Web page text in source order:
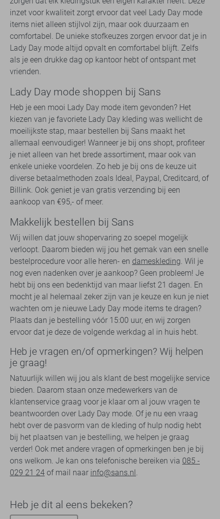
inzet voor kwaliteit zorgt ervoor dat veel Lady Day mode
items niet alleen stijlvol zijn, maar ook duurzaam en
comfortabel. De unieke stofkeuzes zorgen ervoor dat je in
Lady Day mode altijd opvalt en comfortabel blijft. Zelfs
als je een drukke dag op kantoor hebt of ontspant met
vrienden.
Lady Day mode shoppen bij Sans
Heb je een mooi Lady Day mode item gevonden? Het
kiezen van je favoriete Lady Day kleding was wellicht de
moeilijkste stap, maar bestellen bij Sans maakt het
allemaal eenvoudiger! Wanneer je bij ons shopt, profiteer
je niet alleen van het brede assortiment, maar ook van
enkele unieke voordelen. Zo heb je bij ons de keuze uit
diverse betaalmethoden zoals Ideal, Paypal, Creditcard, of
Billink. Ook geniet je van gratis verzending bij een
aankoop van €95,- of meer.
Makkelijk bestellen bij Sans
Wij willen dat jouw shopervaring zo soepel mogelijk
verloopt. Daarom bieden wij jou het gemak van een snelle
bestelprocedure voor alle heren- en dameskleding. Wil je
nog even nadenken over je aankoop? Geen probleem! Je
hebt bij ons een bedenktijd van maar liefst 21 dagen. En
mocht je al helemaal zeker zijn van je keuze en kun je niet
wachten om je nieuwe Lady Day mode items te dragen?
Plaats dan je bestelling vóór 15:00 uur, en wij zorgen
ervoor dat je deze de volgende werkdag al in huis hebt.
Heb je vragen en/of opmerkingen? Wij helpen
je graag!
Natuurlijk willen wij jou als klant de best mogelijke service
bieden. Daarom staan onze medewerkers van de
klantenservice graag voor je klaar om al jouw vragen te
beantwoorden over Lady Day mode. Of je nu een vraag
hebt over de pasvorm van de kleding of hulp nodig hebt
bij het plaatsen van je bestelling, we helpen je graag
verder! Ook met andere vragen of opmerkingen ben je bij
ons welkom. Je kan ons telefonische bereiken via 085 -
029 21 24 of mail naar info@sans.nl.
Heb je dit al eens bekeken?